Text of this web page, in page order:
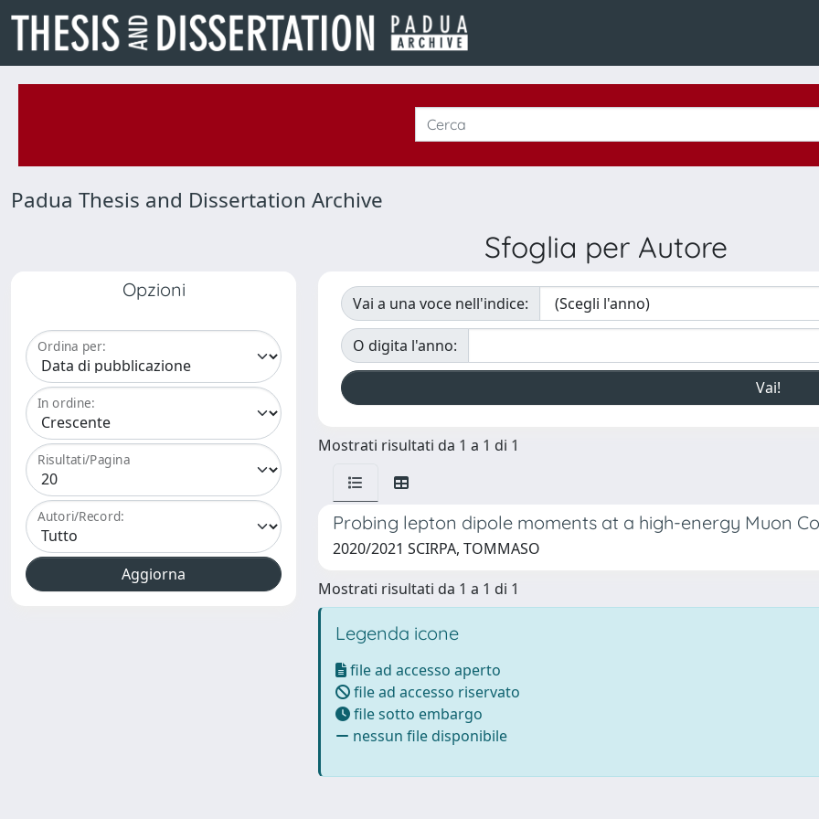
Padua Thesis and Dissertation Archive
Sfoglia per Autore
Opzioni
Ordina per:
In ordine:
Risultati/Pagina
Autori/Record:
Vai a una voce nell'indice:
O digita l'anno:
Mostrati risultati da 1 a 1 di 1
Probing lepton dipole moments at a high-energy Muon
2020/2021 SCIRPA, TOMMASO
Mostrati risultati da 1 a 1 di 1
Legenda icone
file ad accesso aperto
file ad accesso riservato
file sotto embargo
nessun file disponibile